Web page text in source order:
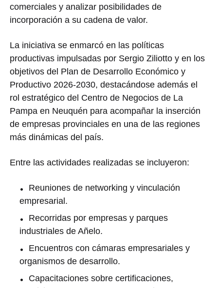
comerciales y analizar posibilidades de
incorporación a su cadena de valor.
La iniciativa se enmarcó en las políticas
productivas impulsadas por Sergio Ziliotto y en los
objetivos del Plan de Desarrollo Económico y
Productivo 2026-2030, destacándose además el
rol estratégico del Centro de Negocios de La
Pampa en Neuquén para acompañar la inserción
de empresas provinciales en una de las regiones
más dinámicas del país.
Entre las actividades realizadas se incluyeron:
Reuniones de networking y vinculación
empresarial.
Recorridas por empresas y parques
industriales de Añelo.
Encuentros con cámaras empresariales y
organismos de desarrollo.
Capacitaciones sobre certificaciones,